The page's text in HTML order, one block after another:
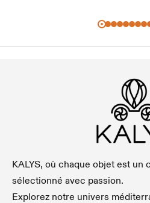
KALYS, où chaque objet est
sélectionné avec passion.
Explorez notre univers